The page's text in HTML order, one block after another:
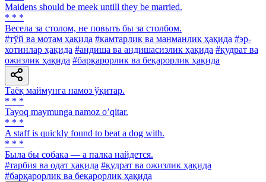
Maidens should be meek untill they be married.
* * *
Весела за столом, не повыть бы за столбом.
#тўй ва мотам ҳақида #камтарлик ва манманлик ҳақида #эр-
хотинлар ҳақида #андиша ва андишасизлик ҳақида #қудрат ва
ожизлик ҳақида #барқарорлик ва беқарорлик ҳақида
Таёқ маймунга намоз ўқитар.
* * *
Tayoq maymunga namoz oʼqitar.
* * *
A staff is quickly found to beat a dog with.
* * *
Была бы собака — а палка найдется.
#тарбия ва одат ҳақида #қудрат ва ожизлик ҳақида
#барқарорлик ва беқарорлик ҳақида